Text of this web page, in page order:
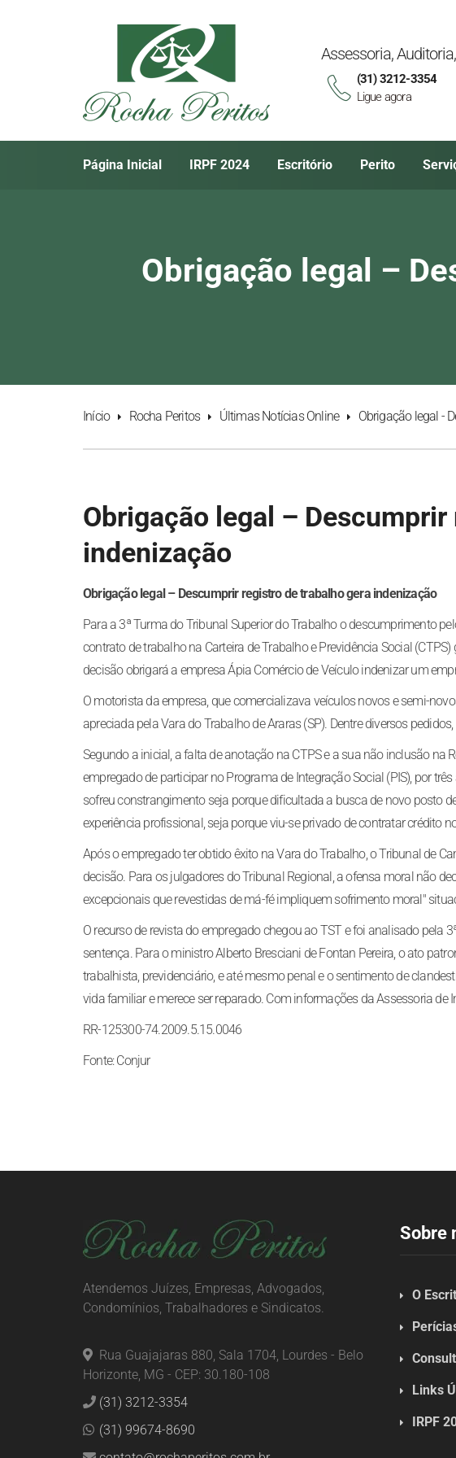
Assessoria,
(31) 3212-3354
Ligue agora
Página Inicial IRPF 2024 Escritório Perito
Obrigação legal –
Início Rocha Peritos Últimas Notícias Online Obrigação legal -
Obrigação legal –
indenização
Obrigação legal – Descumprir registro de trabalho gera indenização
Para a 3ª Turma do Tribunal Superior do Trabalho o descumprimento
contrato de trabalho na Carteira de Trabalho e Previdência Social
decisão obrigará a empresa Ápia Comércio de Veículo indenizar um
O motorista da empresa, que comercializava veículos novos e semi-
apreciada pela Vara do Trabalho de Araras (SP). Dentre diversos
Segundo a inicial, a falta de anotação na CTPS e a sua não inclusão na
empregado de participar no Programa de Integração Social (PIS), por
sofreu constrangimento seja porque dificultada a busca de novo posto
experiência profissional, seja porque viu-se privado de contratar crédito
Após o empregado ter obtido êxito na Vara do Trabalho, o Tribunal de
decisão. Para os julgadores do Tribunal Regional, a ofensa moral não
excepcionais que revestidas de má-fé impliquem sofrimento moral"
O recurso de revista do empregado chegou ao TST e foi analisado pela
sentença. Para o ministro Alberto Bresciani de Fontan Pereira, o ato
trabalhista, previdenciário, e até mesmo penal e o sentimento de
vida familiar e merece ser reparado. Com informações da Assessoria de
RR-125300-74.2009.5.15.0046
Fonte: Conjur
Atendemos Juízes, Empresas, Advogados,
Condomínios, Trabalhadores e Sindicatos.
Rua Guajajaras 880, Sala 1704, Lourdes - Belo
Horizonte, MG - CEP: 30.180-108
(31) 3212-3354
(31) 99674-8690
Sobre
O
Links
IRPF